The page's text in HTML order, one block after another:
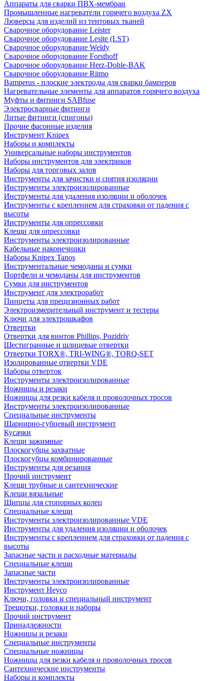
Аппараты для сварки ПВХ-мембран
Промышленные нагреватели горячего воздуха ZX
Люверсы для изделий из тентовых тканей
Сварочное оборудование Leister
Сварочное оборудование Lesite (LST)
Сварочное оборудование Weldy
Сварочное оборудование Forsthoff
Сварочное оборудование Herz-Dohle-BAK
Сварочное оборудование Ritmo
Bamperus - плоские электроды для сварки бамперов
Нагревательные элементы для аппаратов горячего воздуха
Муфты и фитинги SABfuse
Электросварные фитинги
Литые фитинги (спигоны)
Прочие фасонные изделия
Инструмент Knipex
Наборы и комплекты
Универсальные наборы инструментов
Наборы инструментов для электриков
Наборы для торговых залов
Инструменты для зачистки и снятия изоляции
Инструменты электроизолированные
Инструменты для удаления изоляции и оболочек
Инструменты с креплением для страховки от падения с
высоты
Инструменты для опрессовки
Клещи для опрессовки
Инструменты электроизолированные
Кабельные наконечники
Наборы Knipex Tanos
Инструментальные чемоданы и сумки
Портфели и чемоданы для инструментов
Сумки для инструментов
Инструмент для электроработ
Пинцеты для прецизионных работ
Электроизмерительный инструмент и тестеры
Ключи для электрошкафов
Отвертки
Отвертки для винтов Phillips, Pozidriv
Шестигранные и шлицевые отвертки
Отвертки TORX®, TRI-WING®, TORQ-SET
Изолированные отвертки VDE
Наборы отверток
Инструменты электроизолированные
Ножницы и резаки
Ножницы для резки кабеля и проволочных тросов
Инструменты электроизолированные
Специальные инструменты
Шарнирно-губцевый инструмент
Кусачки
Клещи зажимные
Плоскогубцы захватные
Плоскогубцы комбинированные
Инструменты для резания
Прочий инструмент
Клещи трубные и сантехнические
Kлещи вязальные
Щипцы для стопорных колец
Специальные клещи
Инструменты электроизолированные VDE
Инструменты для удаления изоляции и оболочек
Инструменты с креплением для страховки от падения с
высоты
Запасные части и расходные материалы
Специальные клещи
Запасные части
Инструменты электроизолированные
Инструмент Heyco
Ключи, головки и специальный инструмент
Трещотки, головки и наборы
Прочий инструмент
Принадлежности
Ножницы и резаки
Специальные инструменты
Специальные ножницы
Ножницы для резки кабеля и проволочных тросов
Сантехнические инструменты
Наборы и комплекты